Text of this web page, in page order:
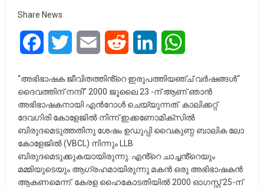
Share News
FacebookTwitter Email Reddit LinkedIn
“അഭിഭാഷക ജീവിതത്തിൻ്റെ ഇരുപത്തിയഞ്ച് വർഷങ്ങൾ“
ദൈവത്തിന് നന്ദി” 2000 ജൂലൈ 23 -ന് ആണ് ഞാൻ
അഭിഭാഷകനായി എൻറോൾ ചെയ്യുന്നത്. കാലിക്കറ്റ്
ദേവഗിരി കോളേജിൽ നിന്ന് ഇക്കണോമിക്സിൽ
ബിരുദമെടുത്തതിനു ശേഷം ഉഡുപ്പി വൈകുണ്ഠ ബാലിക ലോ
കോളേജിൽ (VBCL) നിന്നും LLB
ബിരുദമെടുക്കുകയായിരുന്നു. എൻ്റെ ചാച്ചൻ്റെയും
മമ്മിയുടെയും ആഗ്രഹമായിരുന്നു മകൻ ഒരു അഭിഭാഷകൻ
ആകണമെന്ന്. കേരള ഹൈകോടതിയിൽ 2000 ഓഗസ്റ്റ് 25-ന്